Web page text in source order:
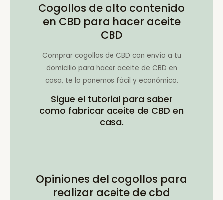
Cogollos de alto contenido
en CBD para hacer aceite
CBD
Comprar cogollos de CBD con envío a tu
domicilio para hacer aceite de CBD en
casa, te lo ponemos fácil y económico.
Sigue el tutorial para saber
como fabricar aceite de CBD en
casa.
Opiniones del cogollos para
realizar aceite de cbd